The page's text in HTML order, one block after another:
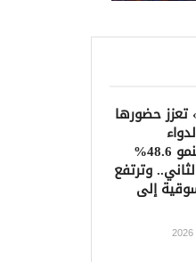
حضورها
السعودي بنمو 48.6%
وترتفع
إلى